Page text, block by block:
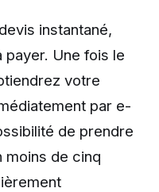
instantané,
payer. Une fois le
votre
par e-
de prendre
moins de cinq